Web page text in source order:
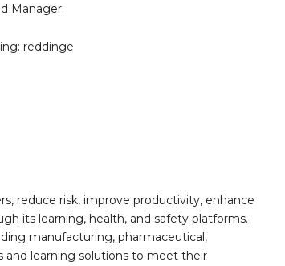
Manager.
reddinge
reduce risk, improve productivity, enhance
its learning, health, and safety platforms.
manufacturing, pharmaceutical,
and learning solutions to meet their